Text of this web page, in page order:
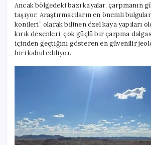
Ancak bölgedeki bazı kayalar, çarpmanın
taşıyor. Araştırmacıların en önemli
konileri” olarak bilinen özel kaya yapıları
kırık desenleri, çok güçlü bir çarpma
içinden geçtiğini gösteren en güvenilir
biri kabul ediliyor.